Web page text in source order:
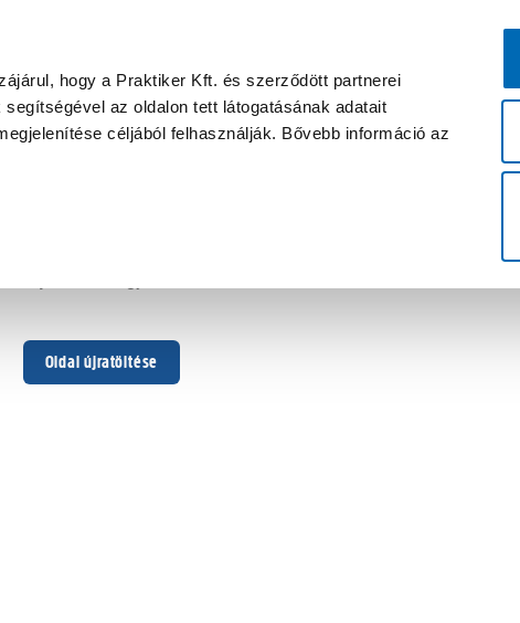
hogy a Praktiker Kft. és szerződött partnerei
az oldalon tett látogatásának adatait
céljából felhasználják. Bővebb információ az
Oldal újratöltése